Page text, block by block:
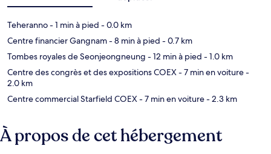
Teheranno- 1 min à pied - 0.0 km
Centre financier Gangnam- 8 min à pied - 0.7 km
Tombes royales de Seonjeongneung - 12 min à pied - 1.0 km
Centre des congrès et des expositions COEX- 7 min en voiture-
2.0 km
Centre commercial Starfield COEX- 7 min en voiture- 2.3 km
À propos de cet hébergement